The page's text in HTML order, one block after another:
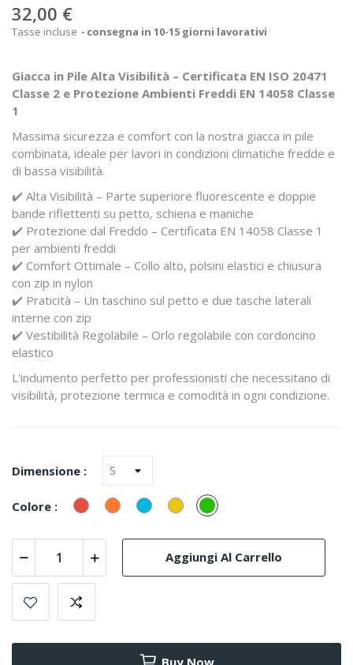
32,00 €
Tasse incluse consegna in 10-15 giorni lavorativi
Giacca in Pile Alta Visibilità – Certificata EN ISO 20471
Classe 2 e Protezione Ambienti Freddi EN 14058 Classe
1
Massima sicurezza e comfort con la nostra giacca in pile
combinata, ideale per lavori in condizioni climatiche fredde e
di bassa visibilità.
✔️ Alta Visibilità – Parte superiore fluorescente e doppie
bande riflettenti su petto, schiena e maniche
✔️ Protezione dal Freddo – Certificata EN 14058 Classe 1
per ambienti freddi
✔️ Comfort Ottimale – Collo alto, polsini elastici e chiusura
con zip in nylon
✔️ Praticità – Un taschino sul petto e due tasche laterali
interne con zip
✔️ Vestibilità Regolabile – Orlo regolabile con cordoncino
elastico
L'indumento perfetto per professionisti che necessitano di
visibilità, protezione termica e comodità in ogni condizione.
Dimensione :
Colore : RossoArancioneTurquesa
(Azul)
Giallo verde
Aggiungi Al Carrello
Buy Now